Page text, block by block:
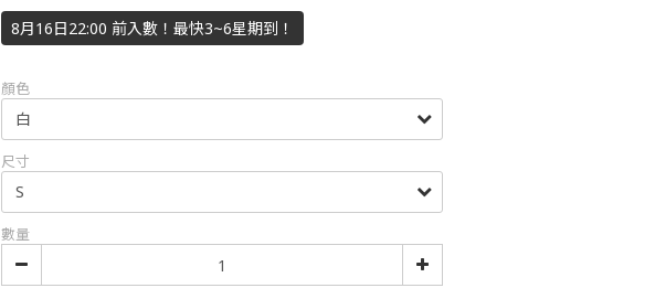
8月16日22:00 前入數！最快3~6星期到！
顏色
尺寸
數量